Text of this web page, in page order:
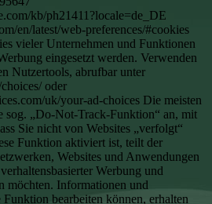
kb/ph21411?locale=de_DE
en/latest/web-preferences/#cookies
vieler Unternehmen und Funktionen
eingesetzt werden. Verwenden
Nutzertools, abrufbar unter
oder
uk/your-ad-choices Die meisten
sog. „Do-Not-Track-Funktion“ an, mit
Sie nicht von Websites „verfolgt“
Funktion aktiviert ist, teilt der
Websites und Anwendungen
Werbung und
möchten. Informationen und
bearbeiten können, erhalten